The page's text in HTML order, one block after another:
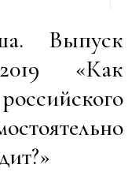
Выпуск
«Как